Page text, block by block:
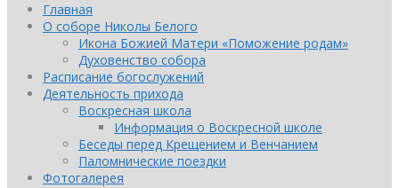
Главная
О соборе Николы Белого
Икона Божией Матери «Поможение родам»
Духовенство собора
Расписание богослужений
Деятельность прихода
Воскресная школа
Информация о Воскресной школе
Беседы перед Крещением и Венчанием
Паломнические поездки
Фотогалерея